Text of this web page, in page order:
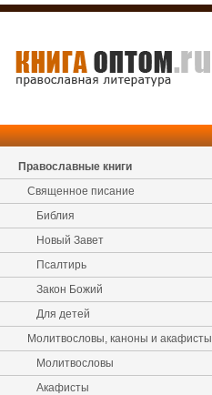
Православные книги
Священное писание
Библия
Новый Завет
Псалтирь
Закон Божий
Для детей
Молитвословы, каноны и акафисты
Молитвословы
Акафисты